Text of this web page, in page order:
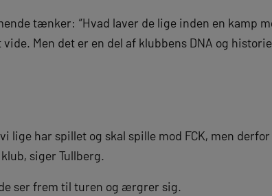
tænker: “Hvad laver de lige inden en kamp
Men det er en del af klubbens DNA og
lige har spillet og skal spille mod FCK, men
siger Tullberg.
ser frem til turen og ærgrer sig.